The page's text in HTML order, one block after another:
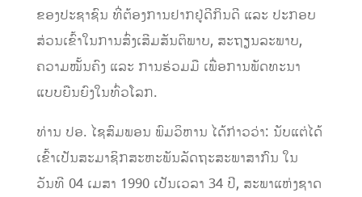
ຂອງປະຊາຊົນ ທີ່ຕ້ອງການຢາກຢູ່ດີກິນດີ ແລະ ປະກອບ
ສ່ວນເຂົ້າໃນການສົ່ງເສີມສັນຕິພາບ, ສະຖຽນລະພາບ,
ຄວາມໝັ້ນຄົງ ແລະ ການຮ່ວມມື ເພື່ອການພັດທະນາ
ແບບຍືນຍົງໃນທົ່ວໂລກ.
ທ່ານ ປອ. ໄຊສົມພອນ ພົມວິຫານ ໄດ້ກ່າວວ່າ: ນັບແຕ່ໄດ້
ເຂົ້າເປັນສະມາຊິກສະຫະພັນລັດຖະສະພາສາກົນ ໃນ
ວັນທີ 04 ເມສາ 1990 ເປັນເວລາ 34 ປີ, ສະພາແຫ່ງຊາດ